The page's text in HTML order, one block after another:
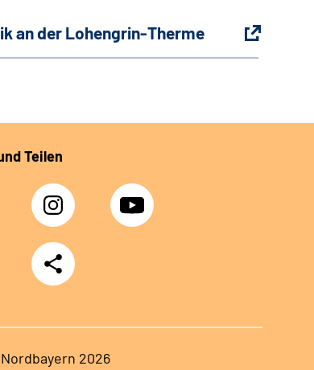
an der Lohengrin-Therme
Teilen
Instagram Youtube
de/deutsche-
Teilen
2026